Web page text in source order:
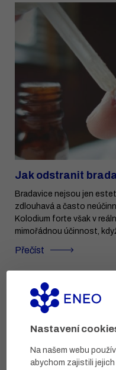
Nastavení
Na našem webu
abychom zajistili
Jak odstranit
Bradavice nejsou jen
zdlouhavá a často
Kolodium forte však v
mimořádnou účinnost, když
Přečíst